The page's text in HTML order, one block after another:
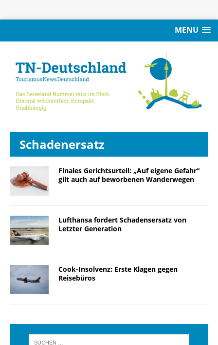
MENU
Schadenersatz
Finales Gerichtsurteil: „Auf eigene Gefahr“
gilt auch auf beworbenen Wanderwegen
Lufthansa fordert Schadensersatz von
Letzter Generation
Cook-Insolvenz: Erste Klagen gegen
Reisebüros